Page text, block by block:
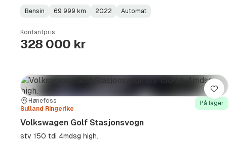
Fuel
Bensin
Kilometerstand:
69 999 km
Model
2022
Gearbox
Automat
Kontantpris
328 000 kr
Sted:Hønefoss
Forhandler:
Sulland Ringerike
På lager
Volkswagen Golf Stasjonsvogn
stv 150 tdi 4mdsg high.
Lagre